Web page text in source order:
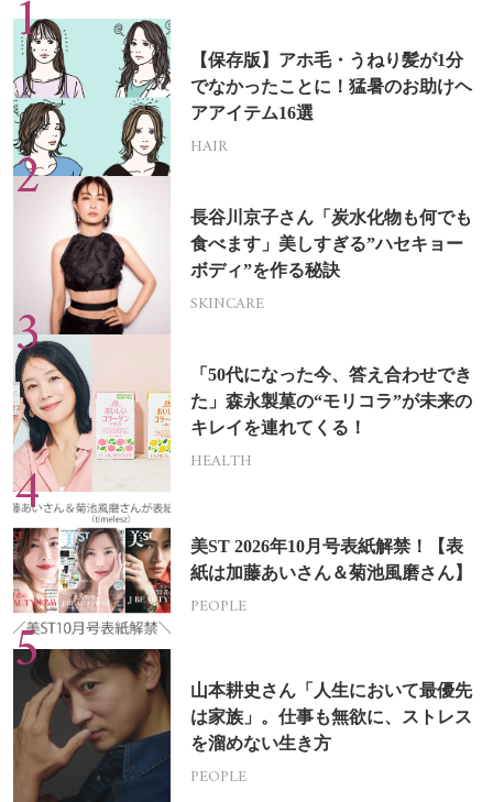
【保存版】アホ毛・うねり髪が1分
でなかったことに！猛暑のお助けヘ
アアイテム16選
HAIR
長谷川京子さん「炭水化物も何でも
食べます」美しすぎる”ハセキョー
ボディ”を作る秘訣
SKINCARE
「50代になった今、答え合わせでき
た」森永製菓の“モリコラ”が未来の
キレイを連れてくる！
HEALTH
美ST 2026年10月号表紙解禁！【表
紙は加藤あいさん＆菊池風磨さん】
PEOPLE
山本耕史さん「人生において最優先
は家族」。仕事も無欲に、ストレス
を溜めない生き方
PEOPLE